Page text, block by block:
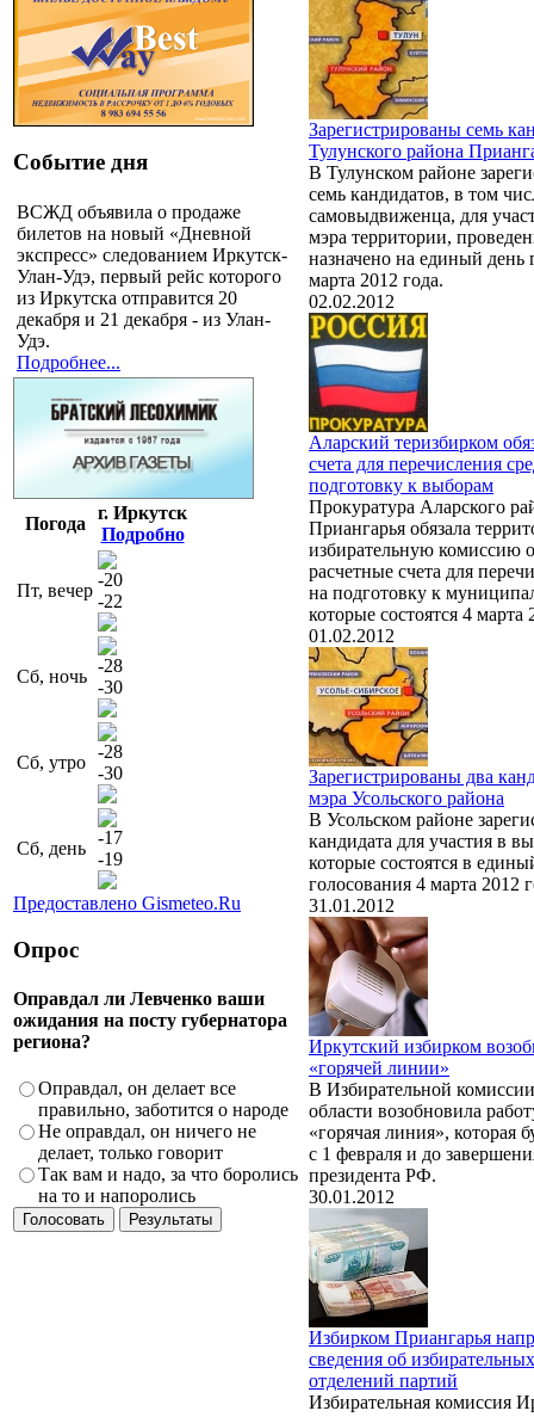
Событие дня
ВСЖД объявила о продаже
билетов на новый «Дневной
экспресс» следованием Иркутск-
Улан-Удэ, первый рейс которого
из Иркутска отправится 20
декабря и 21 декабря - из Улан-
Удэ.
Подробнее...
Погода
г. Иркутск
Подробно
Пт, вечер
-20
-22
Сб, ночь
-28
-30
Сб, утро
-28
-30
Сб, день
-17
-19
Предоставлено Gismeteo.Ru
Опрос
Оправдал ли Левченко ваши
ожидания на посту губернатора
региона?
Оправдал, он делает все
правильно, заботится о народе
Не оправдал, он ничего не
делает, только говорит
Так вам и надо, за что боролись
на то и напоролись
Зарегистрированы семь
Тулунского района
В Тулунском районе
семь кандидатов, в том
самовыдвиженца, для
мэра территории,
назначено на единый день
марта 2012 года.
02.02.2012
Аларский теризбирком
счета для перечисления
подготовку к выборам
Прокуратура Аларского
Приангарья обязала
избирательную комиссию
расчетные счета для
на подготовку к
которые состоятся 4 марта
01.02.2012
Зарегистрированы два
мэра Усольского района
В Усольском районе
кандидата для участия в
которые состоятся в
голосования 4 марта 2012
31.01.2012
Иркутский избирком
«горячей линии»
В Избирательной
области возобновила
«горячая линия», которая
с 1 февраля и до
президента РФ.
30.01.2012
Избирком Приангарья
сведения об
отделений партий
Избирательная комиссия